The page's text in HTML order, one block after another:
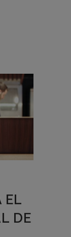
EL
DE